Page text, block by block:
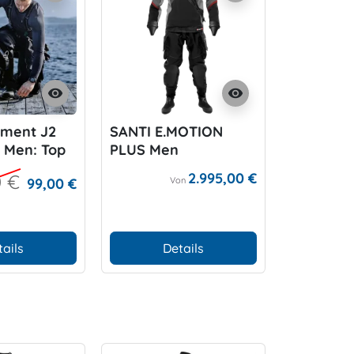
visibility
J2
Top
€ 99,00 €
visibility
SANTI E.MOTION
PLUS Men
Von 2.995,00 €
Details